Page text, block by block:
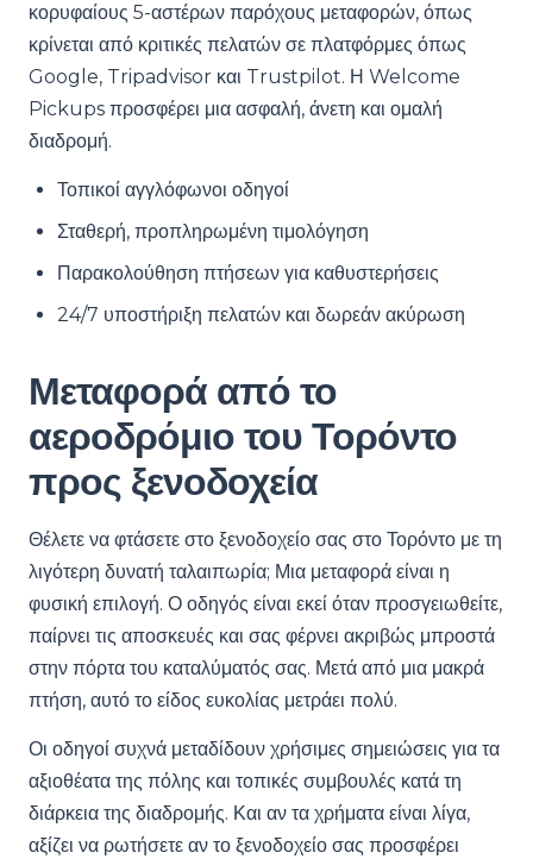
κορυφαίους 5-αστέρων παρόχους μεταφορών, όπως
κρίνεται από κριτικές πελατών σε πλατφόρμες όπως
Google, Tripadvisor και Trustpilot. Η Welcome
Pickups προσφέρει μια ασφαλή, άνετη και ομαλή
διαδρομή.
Τοπικοί αγγλόφωνοι οδηγοί
Σταθερή, προπληρωμένη τιμολόγηση
Παρακολούθηση πτήσεων για καθυστερήσεις
24/7 υποστήριξη πελατών και δωρεάν ακύρωση
Μεταφορά από το
αεροδρόμιο του Τορόντο
προς ξενοδοχεία
Θέλετε να φτάσετε στο ξενοδοχείο σας στο Τορόντο με τη
λιγότερη δυνατή ταλαιπωρία; Μια μεταφορά είναι η
φυσική επιλογή. Ο οδηγός είναι εκεί όταν προσγειωθείτε,
παίρνει τις αποσκευές και σας φέρνει ακριβώς μπροστά
στην πόρτα του καταλύματός σας. Μετά από μια μακρά
πτήση, αυτό το είδος ευκολίας μετράει πολύ.
Οι οδηγοί συχνά μεταδίδουν χρήσιμες σημειώσεις για τα
αξιοθέατα της πόλης και τοπικές συμβουλές κατά τη
διάρκεια της διαδρομής. Και αν τα χρήματα είναι λίγα,
αξίζει να ρωτήσετε αν το ξενοδοχείο σας προσφέρει